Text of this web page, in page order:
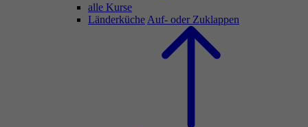
alle Kurse
Länderküche Auf- oder Zuklappen